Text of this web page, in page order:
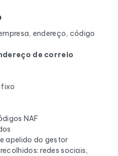
endereço, código
de correio
fixo
NAF
apelido do gestor
redes sociais,